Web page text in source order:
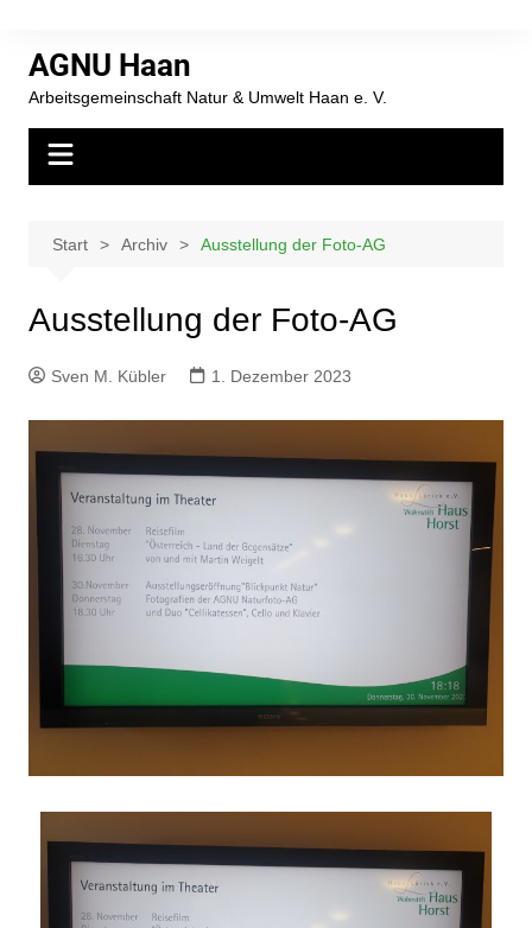
AGNU Haan
Arbeitsgemeinschaft Natur & Umwelt Haan e. V.
Start Archiv Ausstellung der Foto-AG
Ausstellung der Foto-AG
Sven M. Kübler 1. Dezember 2023